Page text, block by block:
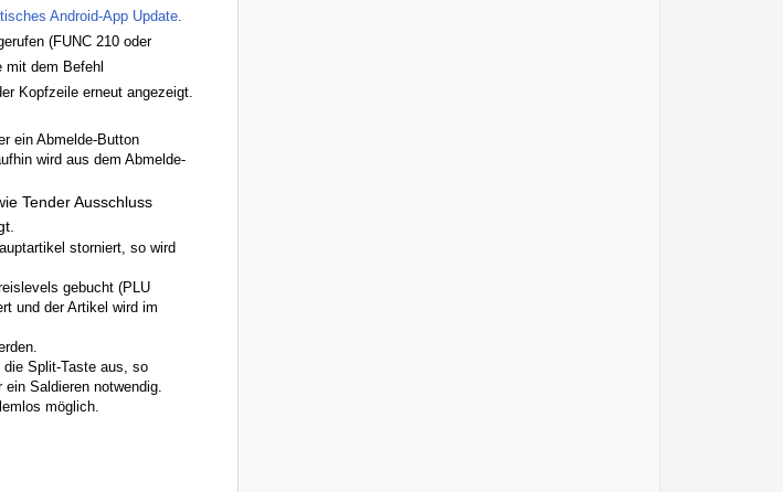
Android-App Update
(FUNC 210 oder
mit dem Befehl
Kopfzeile erneut angezeigt.
ein Abmelde-Button
wird aus dem Abmelde-
Tender Ausschluss
storniert, so wird
gebucht (PLU
und der Artikel wird im
Split-Taste aus, so
Saldieren notwendig.
möglich.